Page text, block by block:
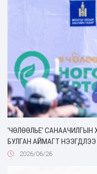
'ЧӨЛӨӨЛЬЕ' САНААЧИЛГЫН
БУЛГАН АЙМАГТ НЭЭГДЛЭЭ
2026/06/26